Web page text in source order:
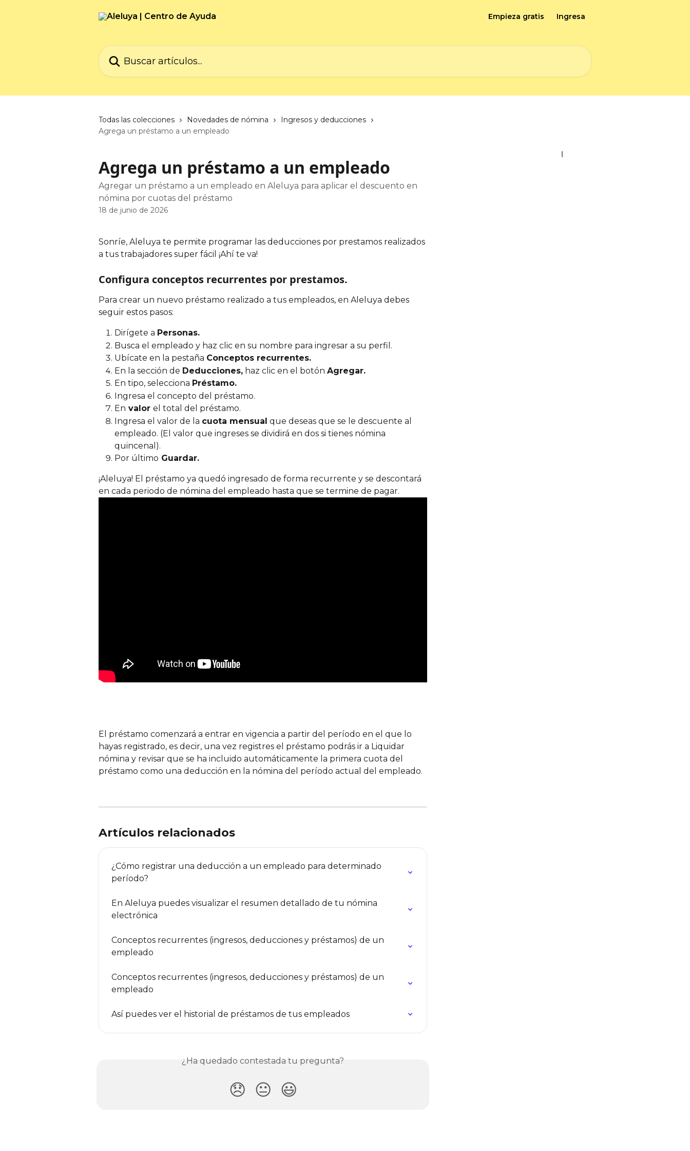
Empieza gratis Ingresa
Buscar artículos...
Todas las colecciones Novedades de nómina
Ingresos y deducciones
Agrega un préstamo a un empleado
Agrega un préstamo a un empleado
Agregar un préstamo a un empleado en Aleluya para aplicar el descuento en
nómina por cuotas del préstamo
18 de junio de 2026
Sonríe, Aleluya te permite programar las deducciones por prestamos realizados
a tus trabajadores super fácil ¡Ahí te va!
Configura conceptos recurrentes por prestamos.
Para crear un nuevo préstamo realizado a tus empleados, en Aleluya debes
seguir estos pasos:
Dirígete a Personas.
Busca el empleado y haz clic en su nombre para ingresar a su perfil.
Ubícate en la pestaña Conceptos recurrentes.
En la sección de Deducciones, haz clic en el botón Agregar.
En tipo, selecciona Préstamo.
Ingresa el concepto del préstamo.
En valor el total del préstamo.
Ingresa el valor de la cuota mensual que deseas que se le descuente al
empleado. (El valor que ingreses se dividirá en dos si tienes nómina
quincenal).
Por último Guardar.
¡Aleluya! El préstamo ya quedó ingresado de forma recurrente y se descontará
en cada periodo de nómina del empleado hasta que se termine de pagar.
El préstamo comenzará a entrar en vigencia a partir del período en el que lo
hayas registrado, es decir, una vez registres el préstamo podrás ir a Liquidar
nómina y revisar que se ha incluido automáticamente la primera cuota del
préstamo como una deducción en la nómina del período actual del empleado.
Artículos relacionados
¿Cómo registrar una deducción a un empleado para determinado
período?
En Aleluya puedes visualizar el resumen detallado de tu nómina
electrónica
Conceptos recurrentes (ingresos, deducciones y préstamos) de un
empleado
Conceptos recurrentes (ingresos, deducciones y préstamos) de un
empleado
Así puedes ver el historial de préstamos de tus empleados
¿Ha quedado contestada tu pregunta?
😞 😐 😃